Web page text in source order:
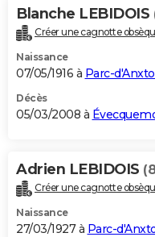
Blanche LEBIDOIS
Créer une cagnotte
Naissance
07/05/1916 à Parc-
Décès
05/03/2008 à
Adrien LEBIDOIS
Créer une cagnotte
Naissance
27/03/1927 à Parc-